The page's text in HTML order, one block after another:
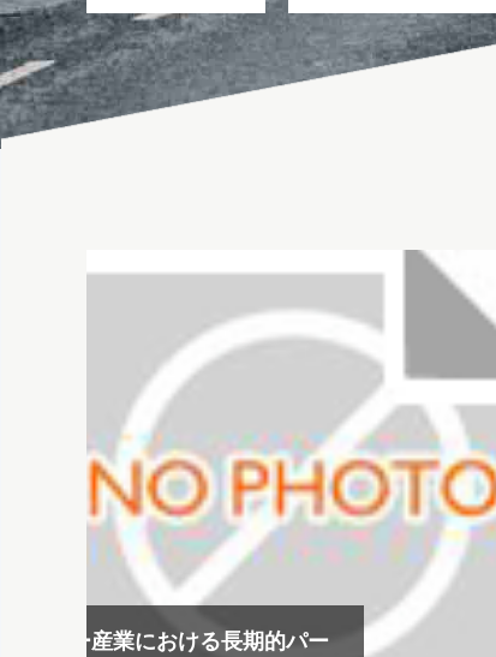
活気に満ちたオープニングデー：無錫